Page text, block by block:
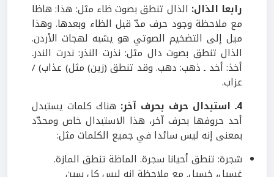
رابعا الذال: الذال تنطق بصوت ظاء مثل: هذا: هاظا
مع ملاحظة وجود حرف مدّ قبل الظاء وبعدها. وهذا
ميل إلى التضخيم الصوتي هو يشبه لهجات الأردن.
الذال تنطق بصوت دال مثل: نذرت النذر: ندرت الندرـ
أخذ: أخد ـ ذهب: دهب. وقد تنطق (زين) مثل) عذاب) /
عزاب.
4ـ استبدال حرف بحرف آخر:
هناك كلمات يستبدل
أحد حروفها بحرف آخر، هذا الاستبدال خاص ومحدّد
بمعنى إنه ليس سائدا في جميع الكلمات مثل:
شجرة: تنطق أحيانا سجرة. الماظة تنطق المازة.